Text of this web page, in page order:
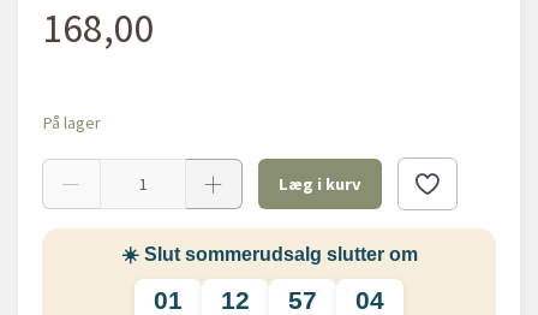
168,00
På lager
Læg i kurv
☀️ Slut sommerudsalg slutter om
01 12 57 04